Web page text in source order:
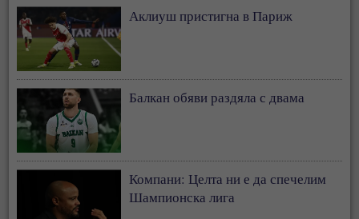
Аклиуш пристигна в Париж
Балкан обяви раздяла с двама
Компани: Целта ни е да спечелим
Шампионска лига